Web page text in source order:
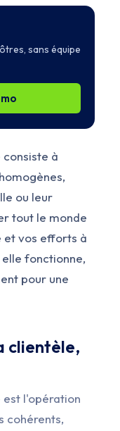
sans équipe
à
ou leur
tout le monde
et vos efforts à
fonctionne,
pour une
clientèle,
l'opération
cohérents,